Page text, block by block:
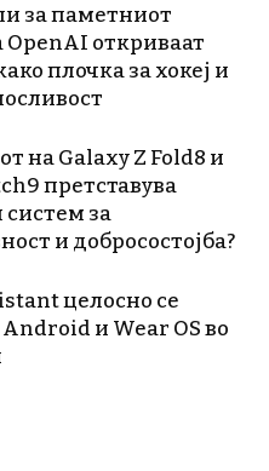
за паметниот
OpenAI откриваат
плочка за хокеј и
на Galaxy Z Fold8 и
претставува
за
и добросостојба?
целосно се
и Wear OS во